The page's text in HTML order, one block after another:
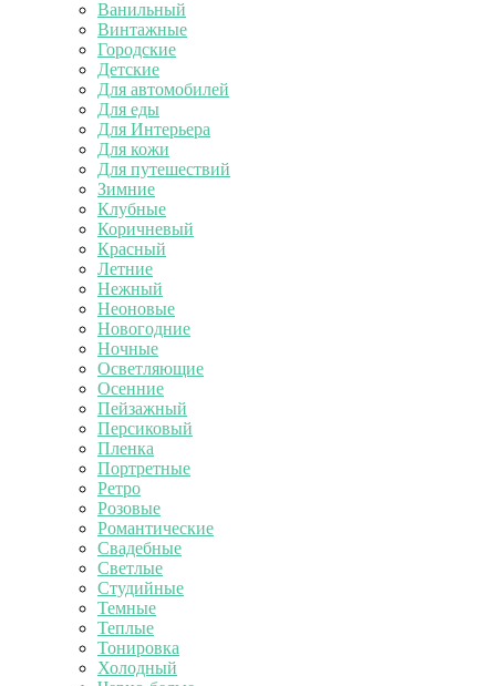
Ванильный
Винтажные
Городские
Детские
Для автомобилей
Для еды
Для Интерьера
Для кожи
Для путешествий
Зимние
Клубные
Коричневый
Красный
Летние
Нежный
Неоновые
Новогодние
Ночные
Осветляющие
Осенние
Пейзажный
Персиковый
Пленка
Портретные
Ретро
Розовые
Романтические
Свадебные
Светлые
Студийные
Темные
Теплые
Тонировка
Холодный